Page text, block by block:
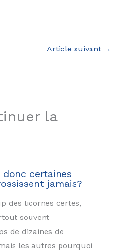
Article suivant →
la
certaines
jamais?
des licornes certes,
souvent
de dizaines de
les autres pourquoi